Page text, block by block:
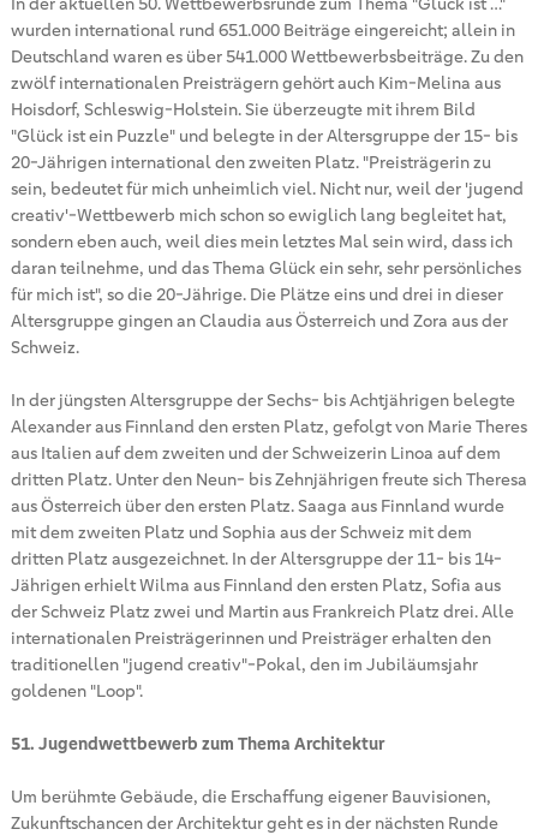
wurden international rund 651.000 Beiträge eingereicht; allein in
Deutschland waren es über 541.000 Wettbewerbsbeiträge. Zu den
zwölf internationalen Preisträgern gehört auch Kim-Melina aus
Hoisdorf, Schleswig-Holstein. Sie überzeugte mit ihrem Bild
"Glück ist ein Puzzle" und belegte in der Altersgruppe der 15- bis
20-Jährigen international den zweiten Platz. "Preisträgerin zu
sein, bedeutet für mich unheimlich viel. Nicht nur, weil der 'jugend
creativ'-Wettbewerb mich schon so ewiglich lang begleitet hat,
sondern eben auch, weil dies mein letztes Mal sein wird, dass ich
daran teilnehme, und das Thema Glück ein sehr, sehr persönliches
für mich ist", so die 20-Jährige. Die Plätze eins und drei in dieser
Altersgruppe gingen an Claudia aus Österreich und Zora aus der
Schweiz.
In der jüngsten Altersgruppe der Sechs- bis Achtjährigen belegte
Alexander aus Finnland den ersten Platz, gefolgt von Marie Theres
aus Italien auf dem zweiten und der Schweizerin Linoa auf dem
dritten Platz. Unter den Neun- bis Zehnjährigen freute sich Theresa
aus Österreich über den ersten Platz. Saaga aus Finnland wurde
mit dem zweiten Platz und Sophia aus der Schweiz mit dem
dritten Platz ausgezeichnet. In der Altersgruppe der 11- bis 14-
Jährigen erhielt Wilma aus Finnland den ersten Platz, Sofia aus
der Schweiz Platz zwei und Martin aus Frankreich Platz drei. Alle
internationalen Preisträgerinnen und Preisträger erhalten den
traditionellen "jugend creativ"-Pokal, den im Jubiläumsjahr
goldenen "Loop".
51. Jugendwettbewerb zum Thema Architektur
Um berühmte Gebäude, die Erschaffung eigener Bauvisionen,
Zukunftschancen der Architektur geht es in der nächsten Runde